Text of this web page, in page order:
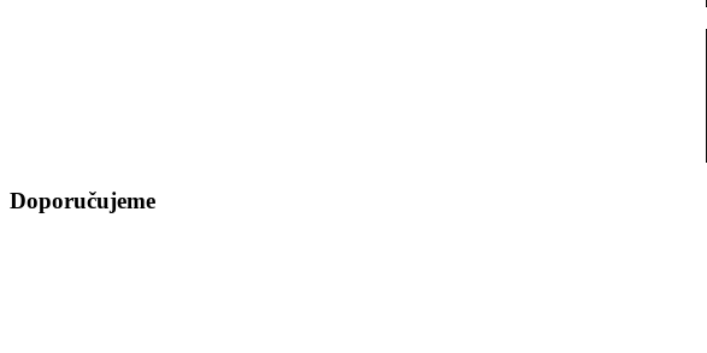
Doporučujeme